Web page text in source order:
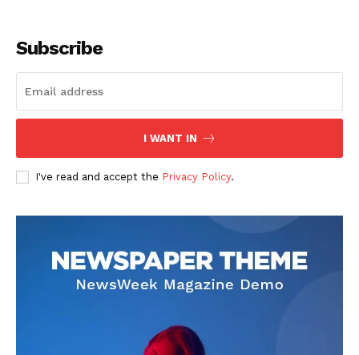
Subscribe
I WANT IN
I've read and accept the Privacy Policy.